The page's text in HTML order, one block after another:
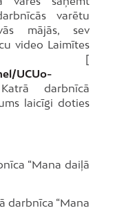
varētu
mājās, sev
video Laimītes
[
UCUo-
darbnīcā
laicīgi doties
“Mana daiļā
darbnīca “Mana